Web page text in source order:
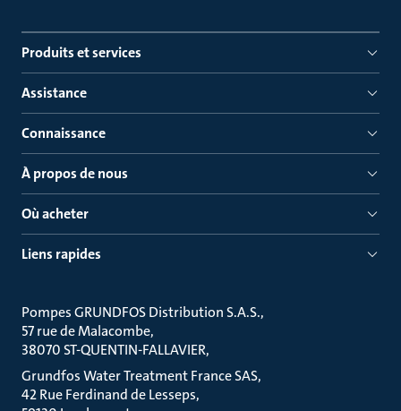
Produits et services
Assistance
Connaissance
À propos de nous
Où acheter
Liens rapides
Pompes GRUNDFOS Distribution S.A.S.
57 rue de Malacombe
38070 ST-QUENTIN-FALLAVIER
Grundfos Water Treatment France SAS
42 Rue Ferdinand de Lesseps